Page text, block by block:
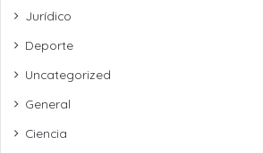
Jurídico
Deporte
Uncategorized
General
Ciencia